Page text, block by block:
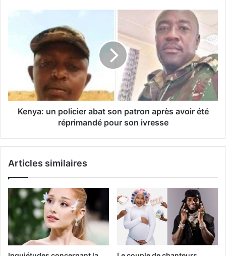
Kenya: un policier abat son patron après avoir été
réprimandé pour son ivresse
Articles similaires